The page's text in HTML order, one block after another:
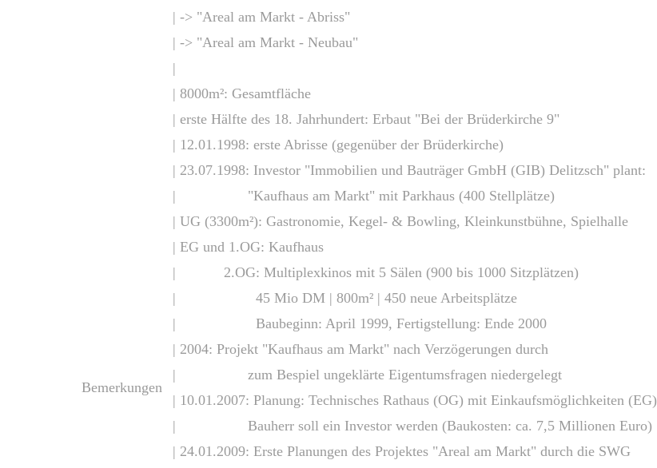
Bemerkungen
| -> "Areal am Markt - Abriss"
| -> "Areal am Markt - Neubau"
|
| 8000m²: Gesamtfläche
| erste Hälfte des 18. Jahrhundert: Erbaut "Bei der Brüderkirche 9"
| 12.01.1998: erste Abrisse (gegenüber der Brüderkirche)
| 23.07.1998: Investor "Immobilien und Bauträger GmbH (GIB) Delitzsch" plant:
| "Kaufhaus am Markt" mit Parkhaus (400 Stellplätze)
| UG (3300m²): Gastronomie, Kegel- & Bowling, Kleinkunstbühne, Spielhalle
| EG und 1.OG: Kaufhaus
| 2.OG: Multiplexkinos mit 5 Sälen (900 bis 1000 Sitzplätzen)
| 45 Mio DM | 800m² | 450 neue Arbeitsplätze
| Baubeginn: April 1999, Fertigstellung: Ende 2000
| 2004: Projekt "Kaufhaus am Markt" nach Verzögerungen durch
| zum Bespiel ungeklärte Eigentumsfragen niedergelegt
| 10.01.2007: Planung: Technisches Rathaus (OG) mit Einkaufsmöglichkeiten (EG)
| Bauherr soll ein Investor werden (Baukosten: ca. 7,5 Millionen Euro)
| 24.01.2009: Erste Planungen des Projektes "Areal am Markt" durch die SWG